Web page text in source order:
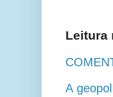
Leitura
A